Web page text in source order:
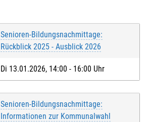
Senioren-Bildungsnachmittage:
Rückblick 2025 - Ausblick 2026
Di 13.01.2026, 14:00 - 16:00 Uhr
Senioren-Bildungsnachmittage:
Informationen zur Kommunalwahl